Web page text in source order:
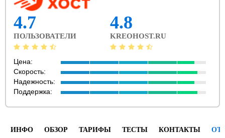
4.7
ПОЛЬЗОВАТЕЛИ
4.8
KREOHOST.RU
Цена:
Скорость:
Надежность:
Поддержка:
ИНФО ОБЗОР ТАРИФЫ ТЕСТЫ КОНТАКТЫ